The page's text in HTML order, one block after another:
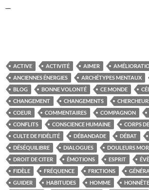
—
ACTIVE ACTIVITÉ AIMER
ANCIENNES ÉNERGIES
ARCHÉTYPES MENTAUX
BLOG
BONNE VOLONTÉ CE MONDE
CHANGEMENT
CHANGEMENTS
COEUR
COMMENTAIRES COMPAGNON
CONFLITS
CONSCIENCE HUMAINE CORPS
CULTE DE FIDÉLITÉ
DÉBANDADE DÉBAT
DÉSÉQUILIBRE
DIALOGUES
DOULEURS
DROIT DE CITER
ÉMOTIONS ESPRIT
FIDÈLE
FRÉQUENCE FRICTIONS
GUIDER
HABITUDES HOMME HONNÊTE